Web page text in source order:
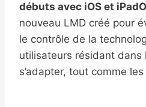
débuts avec iOS et
nouveau LMD créé pour
le contrôle de la
utilisateurs résidant dans
s’adapter, tout comme